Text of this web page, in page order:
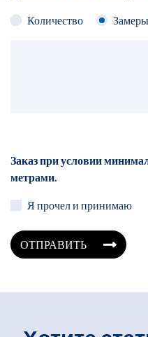
Количество Замеры
Заказ при условии
метрами.
Я прочел и принимаю
ОТПРАВИТЬ